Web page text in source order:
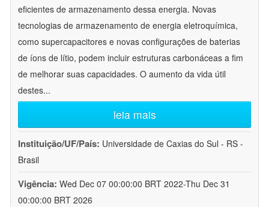
eficientes de armazenamento dessa energia. Novas
tecnologias de armazenamento de energia eletroquímica,
como supercapacitores e novas configurações de baterias
de íons de lítio, podem incluir estruturas carbonáceas a fim
de melhorar suas capacidades. O aumento da vida útil
destes...
leia mais
Instituição/UF/País: Universidade de Caxias do Sul - RS -
Brasil
Vigência: Wed Dec 07 00:00:00 BRT 2022-Thu Dec 31
00:00:00 BRT 2026